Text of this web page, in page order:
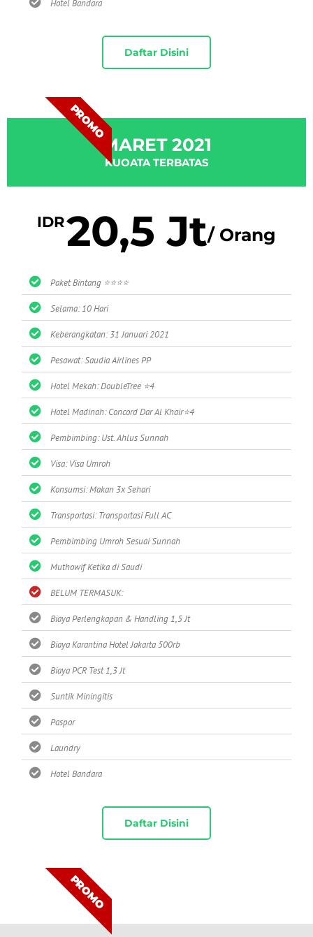
Hotel Bandara
Daftar Disini
PROMO
MARET 2021
KUOATA TERBATAS
IDR20,5 Jt/ Orang
Paket Bintang ⭐⭐⭐⭐
Selama: 10 Hari
Keberangkatan: 31 Januari 2021
Pesawat: Saudia Airlines PP
Hotel Mekah: DoubleTree ⭐4
Hotel Madinah: Concord Dar Al Khair⭐4
Pembimbing: Ust. Ahlus Sunnah
Visa: Visa Umroh
Konsumsi: Makan 3x Sehari
Transportasi: Transportasi Full AC
Pembimbing Umroh Sesuai Sunnah
Muthowif Ketika di Saudi
BELUM TERMASUK:
Biaya Perlengkapan & Handling 1,5 Jt
Biaya Karantina Hotel Jakarta 500rb
Biaya PCR Test 1,3 Jt
Suntik Miningitis
Paspor
Laundry
Hotel Bandara
Daftar Disini
PROMO